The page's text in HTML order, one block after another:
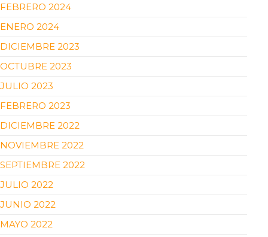
FEBRERO 2024
ENERO 2024
DICIEMBRE 2023
OCTUBRE 2023
JULIO 2023
FEBRERO 2023
DICIEMBRE 2022
NOVIEMBRE 2022
SEPTIEMBRE 2022
JULIO 2022
JUNIO 2022
MAYO 2022